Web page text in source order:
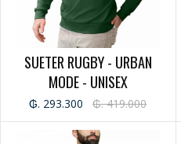
SUETER RUGBY - URBAN
MODE - UNISEX
₲. 293.300 ₲. 419.000